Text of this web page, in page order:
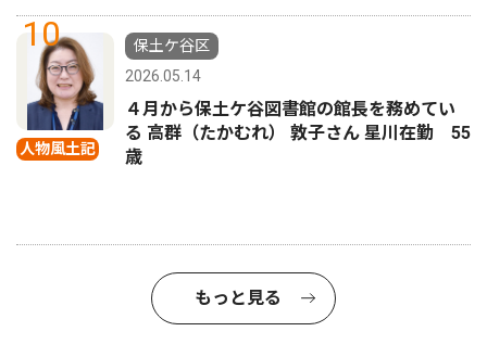
10
人物風土記
保土ケ谷区
2026.05.14
４月から保土ケ谷図書館の館長を務めてい
る 高群（たかむれ） 敦子さん 星川在勤 55
歳
もっと見る